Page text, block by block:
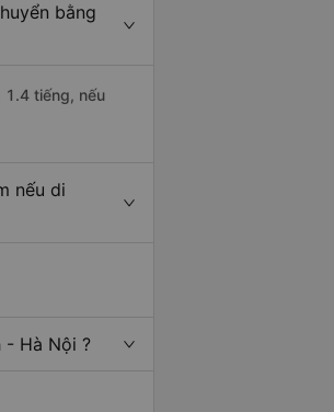
bằng
1.4 tiếng, nếu
nếu di
- Hà Nội ?